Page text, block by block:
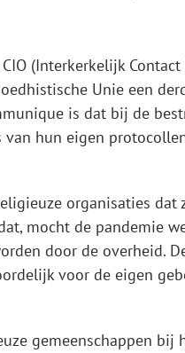
(Interkerkelijk Contact
Unie een
is dat bij de
hun eigen
organisaties
mocht de pandemie
door de overheid.
voor de eigen
gemeenschappen bij